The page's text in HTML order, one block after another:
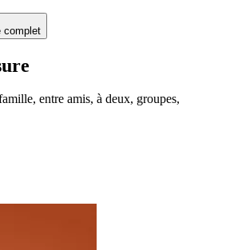
complet
entre amis, à deux, groupes,